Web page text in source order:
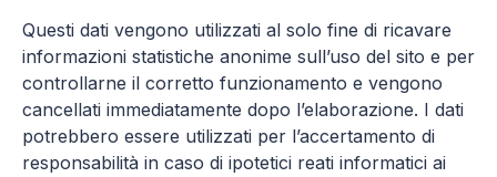
Questi dati vengono utilizzati al solo fine di ricavare
informazioni statistiche anonime sull’uso del sito e per
controllarne il corretto funzionamento e vengono
cancellati immediatamente dopo l’elaborazione. I dati
potrebbero essere utilizzati per l’accertamento di
responsabilità in caso di ipotetici reati informatici ai